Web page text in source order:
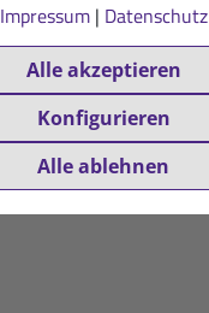
Impressum| Datenschutz
Alle akzeptieren
Konfigurieren
Alle ablehnen